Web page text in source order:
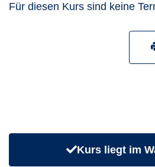
Für diesen Kurs sind keine
Warenkorb
Kurs liegt im